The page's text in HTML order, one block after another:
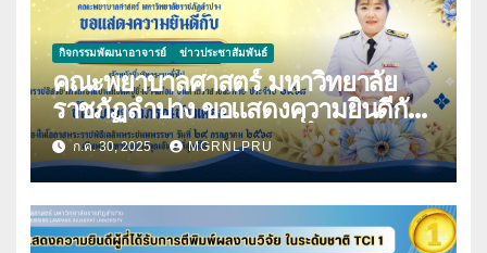
กิจกรรมพัฒนาอาจารย์ ข่าวประชาสัมพันธ์
คณะพยาบาลศาสตร์ มหาวิทยาลัย
ราชภัฏลำปาง ขอแสดงความยินดีกับ
นางมนันญา สายปินตา ที่ได้รับ
พระราชทานเครื่องราชอิสริยาภรณ์
ก.ค. 30, 2025 MGRNLPRU